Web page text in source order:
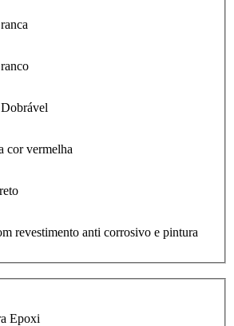
cor vermelha
revestimento anti corrosivo e pintura
Epoxi